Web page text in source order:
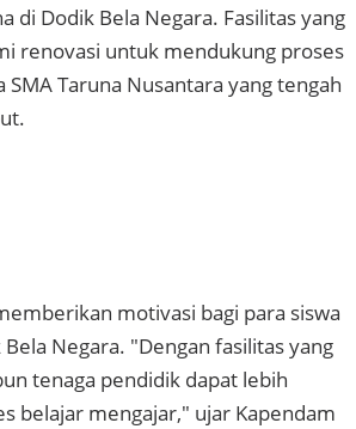
di Dodik Bela Negara. Fasilitas yang
renovasi untuk mendukung proses
Taruna Nusantara yang tengah
motivasi bagi para siswa
Negara. "Dengan fasilitas yang
tenaga pendidik dapat lebih
belajar mengajar," ujar Kapendam